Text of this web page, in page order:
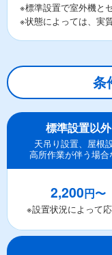
※標準設置で室外機と
※状態によっては、実
条
標準設置以外
天吊り設置、屋根
高所作業が伴う場合
2,200円〜
※設置状況によって